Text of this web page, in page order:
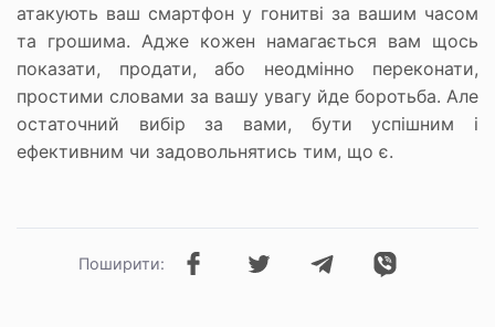
атакують ваш смартфон у гонитві за вашим часом
та грошима. Адже кожен намагається вам щось
показати, продати, або неодмінно переконати,
простими словами за вашу увагу йде боротьба. Але
остаточний вибір за вами, бути успішним і
ефективним чи задовольнятись тим, що є.
Поширити: